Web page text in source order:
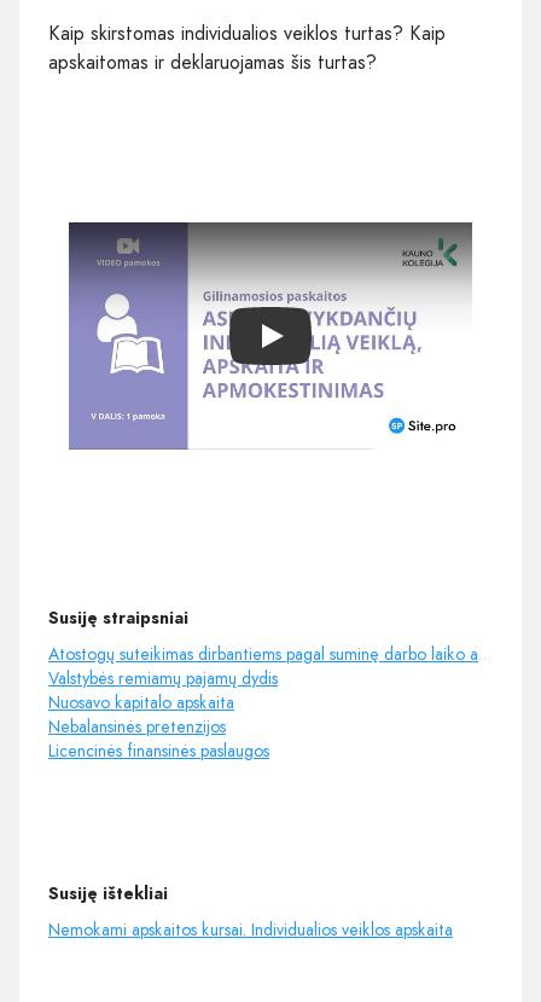
Kaip skirstomas individualios veiklos turtas? Kaip
apskaitomas ir deklaruojamas šis turtas?
Play
Susiję straipsniai
Atostogų suteikimas dirbantiems pagal suminę darbo laiko apskaitą
Valstybės remiamų pajamų dydis
Nuosavo kapitalo apskaita
Nebalansinės pretenzijos
Licencinės finansinės paslaugos
Susiję ištekliai
Nemokami apskaitos kursai. Individualios veiklos apskaita